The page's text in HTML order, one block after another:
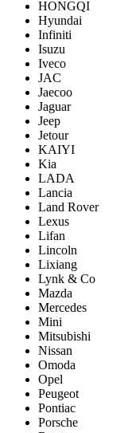
HONGQI
Hyundai
Infiniti
Isuzu
Iveco
JAC
Jaecoo
Jaguar
Jeep
Jetour
KAIYI
Kia
LADA
Lancia
Land Rover
Lexus
Lifan
Lincoln
Lixiang
Lynk & Co
Mazda
Mercedes
Mini
Mitsubishi
Nissan
Omoda
Opel
Peugeot
Pontiac
Porsсhe